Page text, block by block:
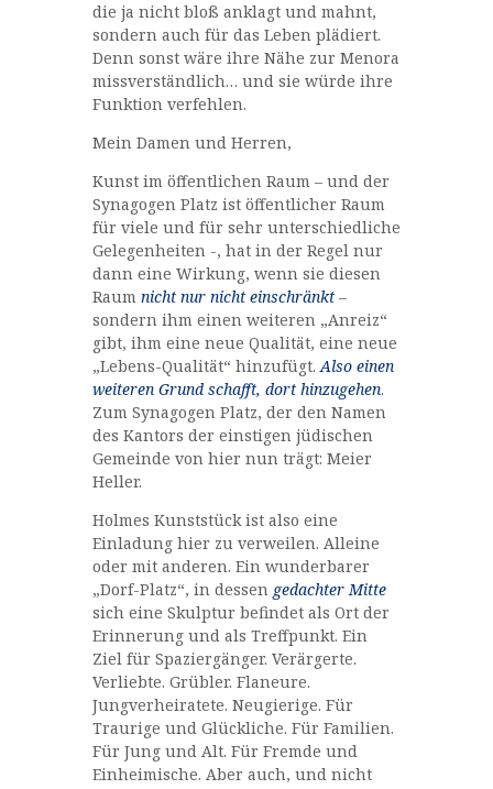
die ja nicht bloß anklagt und mahnt,
sondern auch für das Leben plädiert.
Denn sonst wäre ihre Nähe zur Menora
missverständlich… und sie würde ihre
Funktion verfehlen.
Mein Damen und Herren,
Kunst im öffentlichen Raum – und der
Synagogen Platz ist öffentlicher Raum
für viele und für sehr unterschiedliche
Gelegenheiten -, hat in der Regel nur
dann eine Wirkung, wenn sie diesen
Raum nicht nur nicht einschränkt –
sondern ihm einen weiteren „Anreiz“
gibt, ihm eine neue Qualität, eine neue
„Lebens-Qualität“ hinzufügt.Also einen
weiteren Grund schafft, dort hinzugehen.
Zum Synagogen Platz, der den Namen
des Kantors der einstigen jüdischen
Gemeinde von hier nun trägt: Meier
Heller.
Holmes Kunststück ist also eine
Einladung hier zu verweilen. Alleine
oder mit anderen. Ein wunderbarer
„Dorf-Platz“, in dessen gedachter Mitte
sich eine Skulptur befindet als Ort der
Erinnerung und als Treffpunkt. Ein
Ziel für Spaziergänger. Verärgerte.
Verliebte. Grübler. Flaneure.
Jungverheiratete. Neugierige. Für
Traurige und Glückliche. Für Familien.
Für Jung und Alt. Für Fremde und
Einheimische. Aber auch, und nicht